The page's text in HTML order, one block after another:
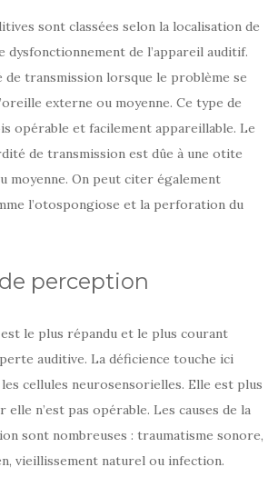
sont classées selon la localisation de
dysfonctionnement de l’appareil auditif.
de transmission lorsque le problème se
externe ou moyenne. Ce type de
opérable et facilement appareillable. Le
de transmission est dûe à une otite
moyenne. On peut citer également
l’otospongiose et la perforation du
perception
le plus répandu et le plus courant
auditive. La déficience touche ici
cellules neurosensorielles. Elle est plus
n’est pas opérable. Les causes de la
sont nombreuses : traumatisme sonore,
vieillissement naturel ou infection.